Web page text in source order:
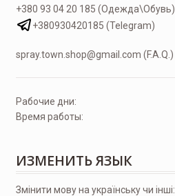
+380 93 04 20 185 (Одежда\Обувь)
+380930420185 (Telegram)
spray.town.shop@gmail.com (F.A.Q.)
Рабочие дни:
Время работы:
ИЗМЕНИТЬ ЯЗЫК
Змінити мову на українську чи інші: